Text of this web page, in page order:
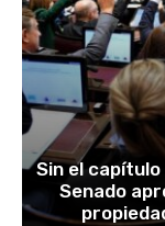
Sin el capítulo
Senado